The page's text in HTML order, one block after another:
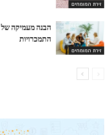
זירת המומחים
זירת המומחים
הבנה מעמיקה של
התמכרויות